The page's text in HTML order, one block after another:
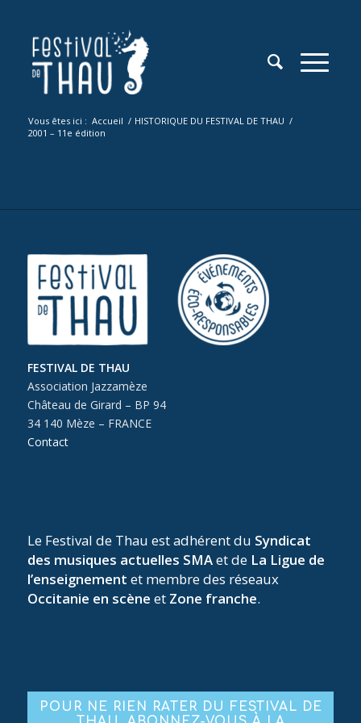
Vous êtes ici : Accueil / HISTORIQUE DU FESTIVAL DE THAU /
2001 – 11e édition
FESTIVAL DE THAU
Association Jazzamèze
Château de Girard – BP 94
34 140 Mèze – FRANCE
Contact
Le Festival de Thau est adhérent du Syndicat
des musiques actuelles SMAet de La Ligue de
l’enseignement et membre des réseaux
Occitanie en scène et Zone franche.
POUR NE RIEN RATER DU FESTIVAL DE